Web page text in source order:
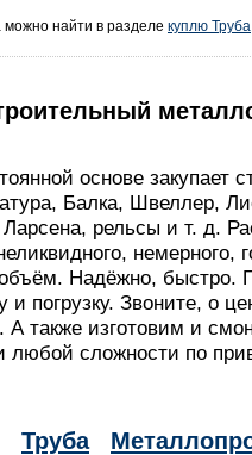
найти в разделе куплю Труба
основе закупает
Балка, Швеллер,
рельсы и т. д.
немерного,
Надёжно, быстро.
и погрузку. Звоните, о
А также изготовим и
любой сложности по
Труба